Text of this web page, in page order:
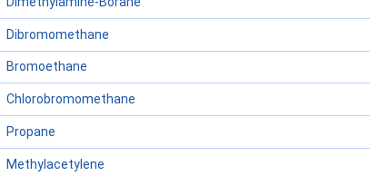
Dibromomethane
Bromoethane
Chlorobromomethane
Propane
Methylacetylene